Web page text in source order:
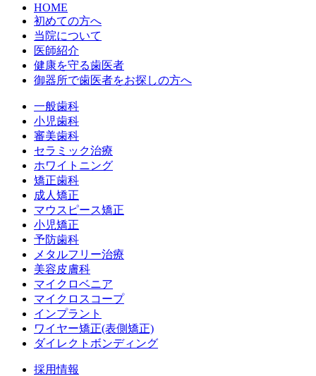
HOME
初めての方へ
当院について
医師紹介
健康を守る歯医者
御器所で歯医者をお探しの方へ
一般歯科
小児歯科
審美歯科
セラミック治療
ホワイトニング
矯正歯科
成人矯正
マウスピース矯正
小児矯正
予防歯科
メタルフリー治療
美容皮膚科
マイクロベニア
マイクロスコープ
インプラント
ワイヤー矯正(表側矯正)
ダイレクトボンディング
採用情報